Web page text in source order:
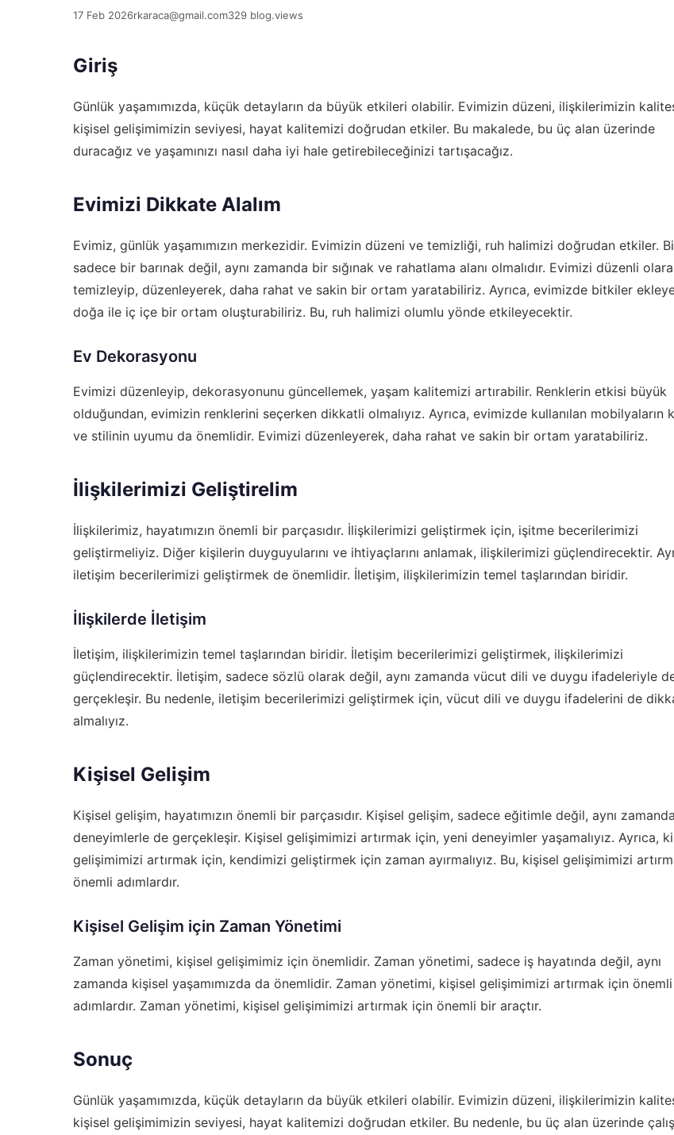
17 Feb 2026rkaraca@gmail.com329 blog.views
Giriş
Günlük yaşamımızda, küçük detayların da büyük etkileri olabilir. Evimizin düzeni, ilişkilerimizin
kişisel gelişimimizin seviyesi, hayat kalitemizi doğrudan etkiler. Bu makalede, bu üç alan üzerinde
duracağız ve yaşamınızı nasıl daha iyi hale getirebileceğinizi tartışacağız.
Evimizi Dikkate Alalım
Evimiz, günlük yaşamımızın merkezidir. Evimizin düzeni ve temizliği, ruh halimizi doğrudan etkiler.
sadece bir barınak değil, aynı zamanda bir sığınak ve rahatlama alanı olmalıdır. Evimizi düzenli
temizleyip, düzenleyerek, daha rahat ve sakin bir ortam yaratabiliriz. Ayrıca, evimizde bitkiler
doğa ile iç içe bir ortam oluşturabiliriz. Bu, ruh halimizi olumlu yönde etkileyecektir.
Ev Dekorasyonu
Evimizi düzenleyip, dekorasyonunu güncellemek, yaşam kalitemizi artırabilir. Renklerin etkisi büyük
olduğundan, evimizin renklerini seçerken dikkatli olmalıyız. Ayrıca, evimizde kullanılan mobilyaların
ve stilinin uyumu da önemlidir. Evimizi düzenleyerek, daha rahat ve sakin bir ortam yaratabiliriz.
İlişkilerimizi Geliştirelim
İlişkilerimiz, hayatımızın önemli bir parçasıdır. İlişkilerimizi geliştirmek için, işitme becerilerimizi
geliştirmeliyiz. Diğer kişilerin duyguyularını ve ihtiyaçlarını anlamak, ilişkilerimizi güçlendirecektir.
iletişim becerilerimizi geliştirmek de önemlidir. İletişim, ilişkilerimizin temel taşlarından biridir.
İlişkilerde İletişim
İletişim, ilişkilerimizin temel taşlarından biridir. İletişim becerilerimizi geliştirmek, ilişkilerimizi
güçlendirecektir. İletişim, sadece sözlü olarak değil, aynı zamanda vücut dili ve duygu ifadeleriyle
gerçekleşir. Bu nedenle, iletişim becerilerimizi geliştirmek için, vücut dili ve duygu ifadelerini de
almalıyız.
Kişisel Gelişim
Kişisel gelişim, hayatımızın önemli bir parçasıdır. Kişisel gelişim, sadece eğitimle değil, aynı zamanda
deneyimlerle de gerçekleşir. Kişisel gelişimimizi artırmak için, yeni deneyimler yaşamalıyız. Ayrıca,
gelişimimizi artırmak için, kendimizi geliştirmek için zaman ayırmalıyız. Bu, kişisel gelişimimizi
önemli adımlardır.
Kişisel Gelişim için Zaman Yönetimi
Zaman yönetimi, kişisel gelişimimiz için önemlidir. Zaman yönetimi, sadece iş hayatında değil, aynı
zamanda kişisel yaşamımızda da önemlidir. Zaman yönetimi, kişisel gelişimimizi artırmak için önemli
adımlardır. Zaman yönetimi, kişisel gelişimimizi artırmak için önemli bir araçtır.
Sonuç
Günlük yaşamımızda, küçük detayların da büyük etkileri olabilir. Evimizin düzeni, ilişkilerimizin
kişisel gelişimimizin seviyesi, hayat kalitemizi doğrudan etkiler. Bu nedenle, bu üç alan üzerinde